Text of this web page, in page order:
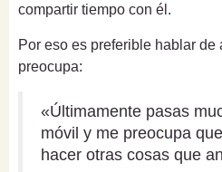
compartir tiempo con él.
Por eso es preferible hablar
preocupa:
«Últimamente pasas
móvil y me preocupa
hacer otras cosas que